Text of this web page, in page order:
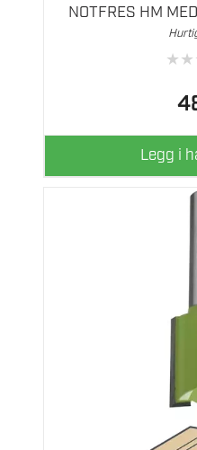
NOTFRES HM
★★
Legg i